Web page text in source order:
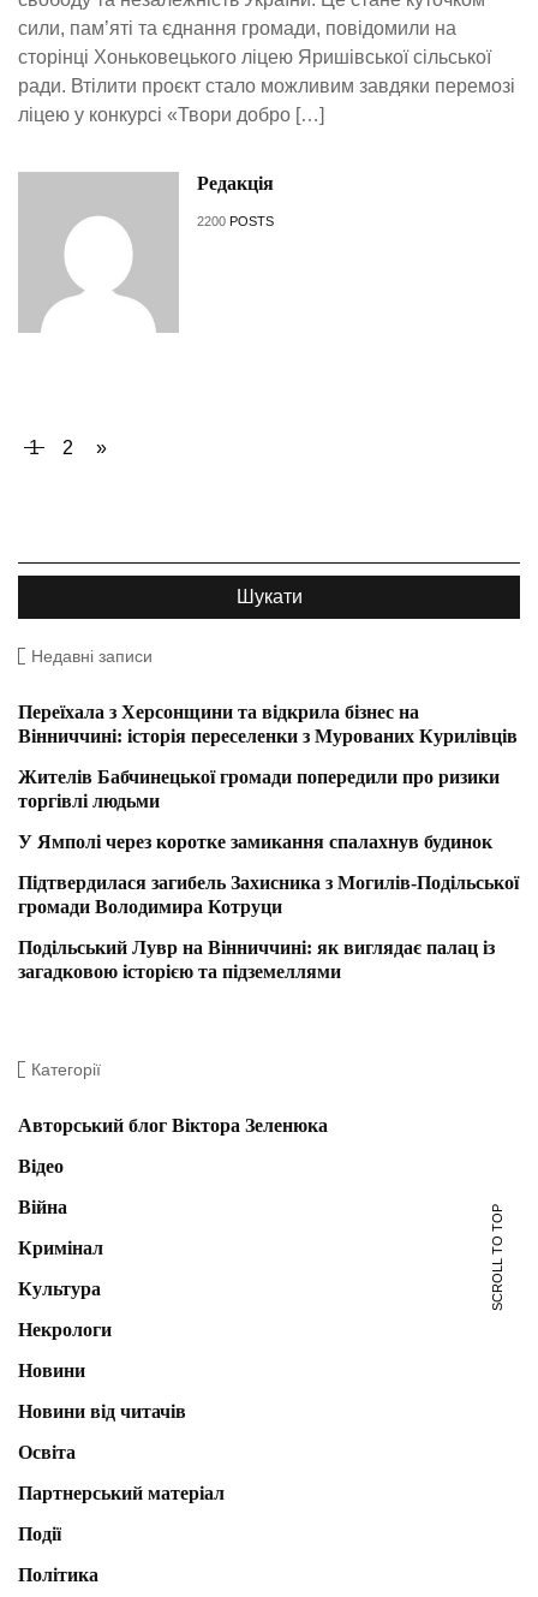
сили, пам’яті та єднання громади, повідомили на
сторінці Хоньковецького ліцею Яришівської сільської
ради. Втілити проєкт стало можливим завдяки перемозі
ліцею у конкурсі «Твори добро […]
Редакція
2200 POSTS
1 2 »
Недавні записи
Переїхала з Херсонщини та відкрила бізнес на
Вінниччині: історія переселенки з Мурованих Курилівців
Жителів Бабчинецької громади попередили про ризики
торгівлі людьми
У Ямполі через коротке замикання спалахнув будинок
Підтвердилася загибель Захисника з Могилів-Подільської
громади Володимира Котруци
Подільський Лувр на Вінниччині: як виглядає палац із
загадковою історією та підземеллями
Категорії
Авторський блог Віктора Зеленюка
Відео
Війна
Кримінал
Культура
Некрологи
Новини
Новини від читачів
Освіта
Партнерський матеріал
Події
Політика
SCROLL TO TOP